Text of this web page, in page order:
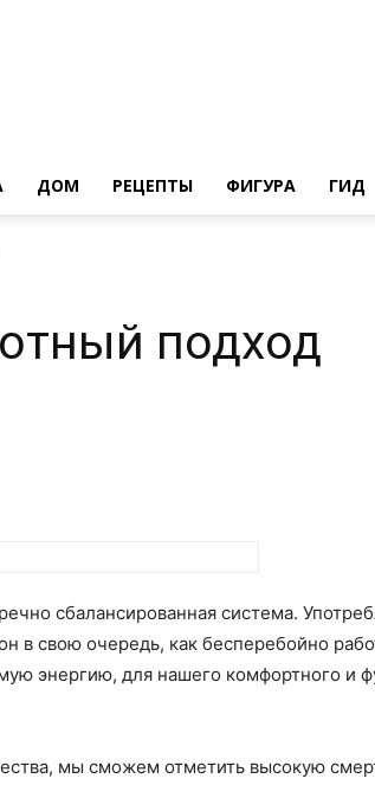
ДОМ РЕЦЕПТЫ ФИГУРА ГИД
подход
сбалансированная система.
в свою очередь, как бесперебойно
энергию, для нашего комфортного и
мы сможем отметить высокую